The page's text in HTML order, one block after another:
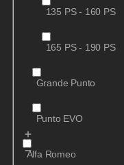
135 PS - 160 PS
165 PS - 190 PS
Grande Punto
Punto EVO
Alfa Romeo